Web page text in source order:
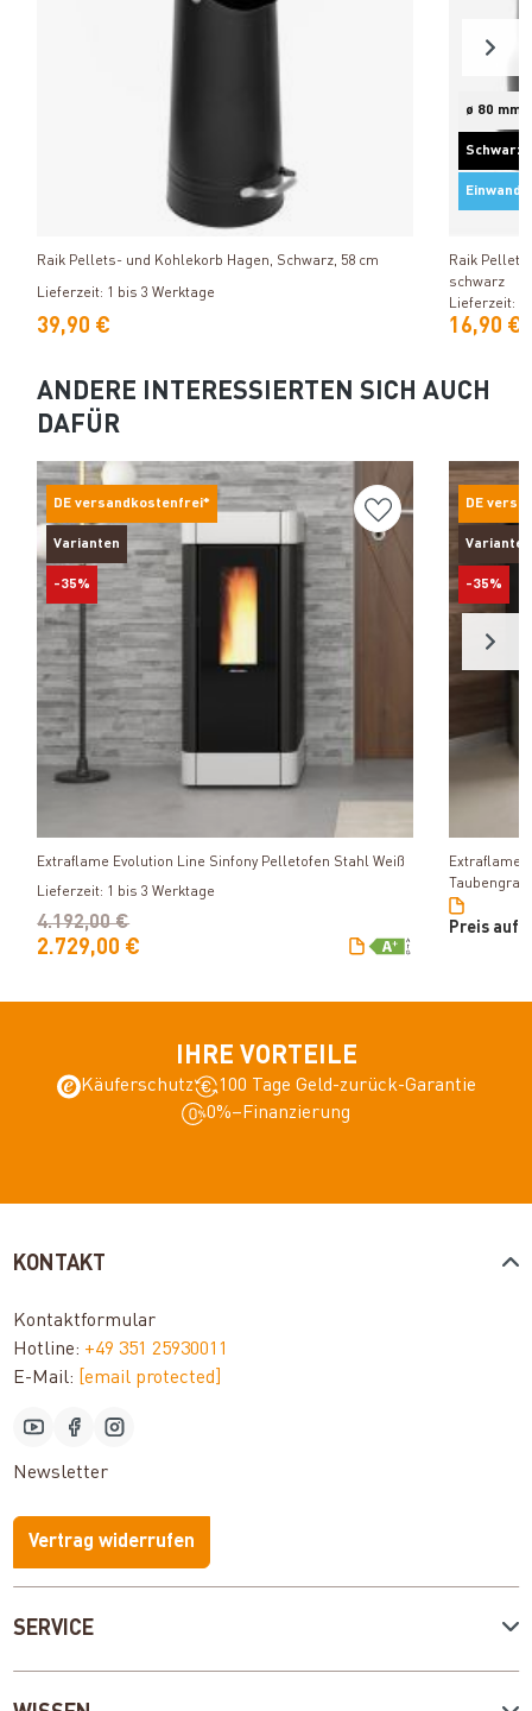
Produkt ansehen
Raik Pellets- und Kohlekorb Hagen, Schwarz, 58 cm
Lieferzeit: 1 bis 3 Werktage
39,90 €
ø 80 mm
Schwarz
Einwandig
Raik
schwarz
Lieferzeit: 1
16,90 €
ANDERE INTERESSIERTEN SICH AUCH
DAFÜR
DE versandkostenfrei*
Varianten
-35%
Extraflame Evolution Line Sinfony Pelletofen Stahl Weiß
Lieferzeit: 1 bis 3 Werktage
2.729,00 €
4.192,00 €
DE
Varianten
-35%
Extraflame
Taubengrau
Preis auf
IHRE VORTEILE
Käuferschutz
100 Tage Geld-zurück-Garantie
0%–Finanzierung
SERVICE
KONTAKT
Kontaktformular
Hotline: +49 351 25930011
E-Mail:
[email protected]
Newsletter
Vertrag widerrufen